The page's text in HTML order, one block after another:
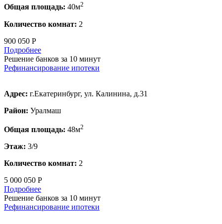
Общая площадь: 40м2
Количество комнат: 2
900 050 Р
Подробнее
Решение банков за 10 минут
Рефинансирование ипотеки
Адрес: г.Екатеринбург, ул. Калинина, д.31
Район: Уралмаш
Общая площадь: 48м2
Этаж: 3/9
Количество комнат: 2
5 000 050 Р
Подробнее
Решение банков за 10 минут
Рефинансирование ипотеки